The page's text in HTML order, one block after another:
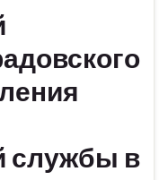
службы в